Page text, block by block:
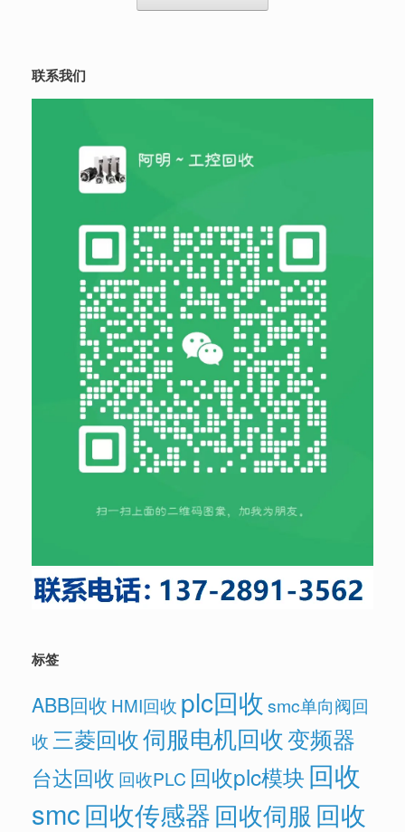
联系我们
标签
ABB回收 HMI回收 plc回收 smc单向阀回
收三菱回收伺服电机回收变频器
台达回收 回收PLC 回收plc模块 回收
smc回收传感器回收伺服 回收